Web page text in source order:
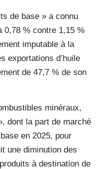
de base » a connu
0,78 % contre 1,15 %
imputable à la
exportations d’huile
de 47,7 % de son
minéraux,
dont la part de marché
en 2025, pour
une diminution des
à destination de